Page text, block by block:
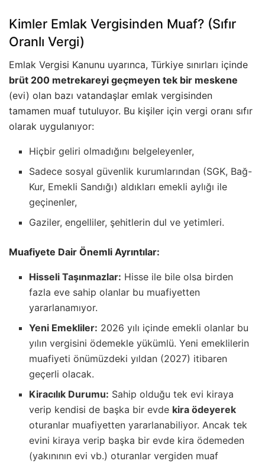
Kimler Emlak Vergisinden Muaf? (Sıfır
Oranlı Vergi)
Emlak Vergisi Kanunu uyarınca, Türkiye sınırları içinde
brüt 200 metrekareyi geçmeyen tek bir meskene
(evi) olan bazı vatandaşlar emlak vergisinden
tamamen muaf tutuluyor. Bu kişiler için vergi oranı sıfır
olarak uygulanıyor:
Hiçbir geliri olmadığını belgeleyenler,
Sadece sosyal güvenlik kurumlarından (SGK, Bağ-
Kur, Emekli Sandığı) aldıkları emekli aylığı ile
geçinenler,
Gaziler, engelliler, şehitlerin dul ve yetimleri.
Muafiyete Dair Önemli Ayrıntılar:
Hisseli Taşınmazlar: Hisse ile bile olsa birden
fazla eve sahip olanlar bu muafiyetten
yararlanamıyor.
Yeni Emekliler: 2026 yılı içinde emekli olanlar bu
yılın vergisini ödemekle yükümlü. Yeni emeklilerin
muafiyeti önümüzdeki yıldan (2027) itibaren
geçerli olacak.
Kiracılık Durumu: Sahip olduğu tek evi kiraya
verip kendisi de başka bir evde kira ödeyerek
oturanlar muafiyetten yararlanabiliyor. Ancak tek
evini kiraya verip başka bir evde kira ödemeden
(yakınının evi vb.) oturanlar vergiden muaf